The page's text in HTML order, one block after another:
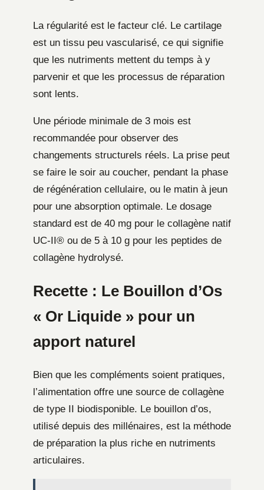
La régularité est le facteur clé. Le cartilage
est un tissu peu vascularisé, ce qui signifie
que les nutriments mettent du temps à y
parvenir et que les processus de réparation
sont lents.
Une période minimale de 3 mois est
recommandée pour observer des
changements structurels réels. La prise peut
se faire le soir au coucher, pendant la phase
de régénération cellulaire, ou le matin à jeun
pour une absorption optimale. Le dosage
standard est de 40 mg pour le collagène natif
UC-II® ou de 5 à 10 g pour les peptides de
collagène hydrolysé.
Recette : Le Bouillon d’Os
« Or Liquide » pour un
apport naturel
Bien que les compléments soient pratiques,
l’alimentation offre une source de collagène
de type II biodisponible. Le bouillon d’os,
utilisé depuis des millénaires, est la méthode
de préparation la plus riche en nutriments
articulaires.